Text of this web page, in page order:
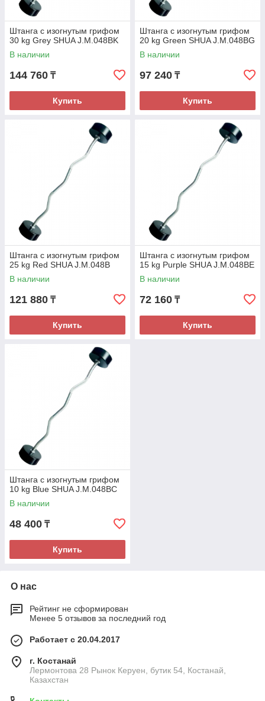
Штанга с изогнутым грифом
30 kg Grey SHUA J.M.048BK
В наличии
144 760 ₸
Купить
Штанга с изогнутым грифом
20 kg Green SHUA J.M.048BG
В наличии
97 240 ₸
Купить
Штанга с изогнутым грифом
25 kg Red SHUA J.M.048B
В наличии
121 880 ₸
Купить
Штанга с изогнутым грифом
15 kg Purple SHUA J.M.048BE
В наличии
72 160 ₸
Купить
Штанга с изогнутым грифом
10 kg Blue SHUA J.M.048BC
В наличии
48 400 ₸
Купить
О нас
Рейтинг не сформирован
Менее 5 отзывов за последний год
Работает с 20.04.2017
г. Костанай
Лермонтова 28 Рынок Керуен, бутик 54, Костанай,
Казахстан